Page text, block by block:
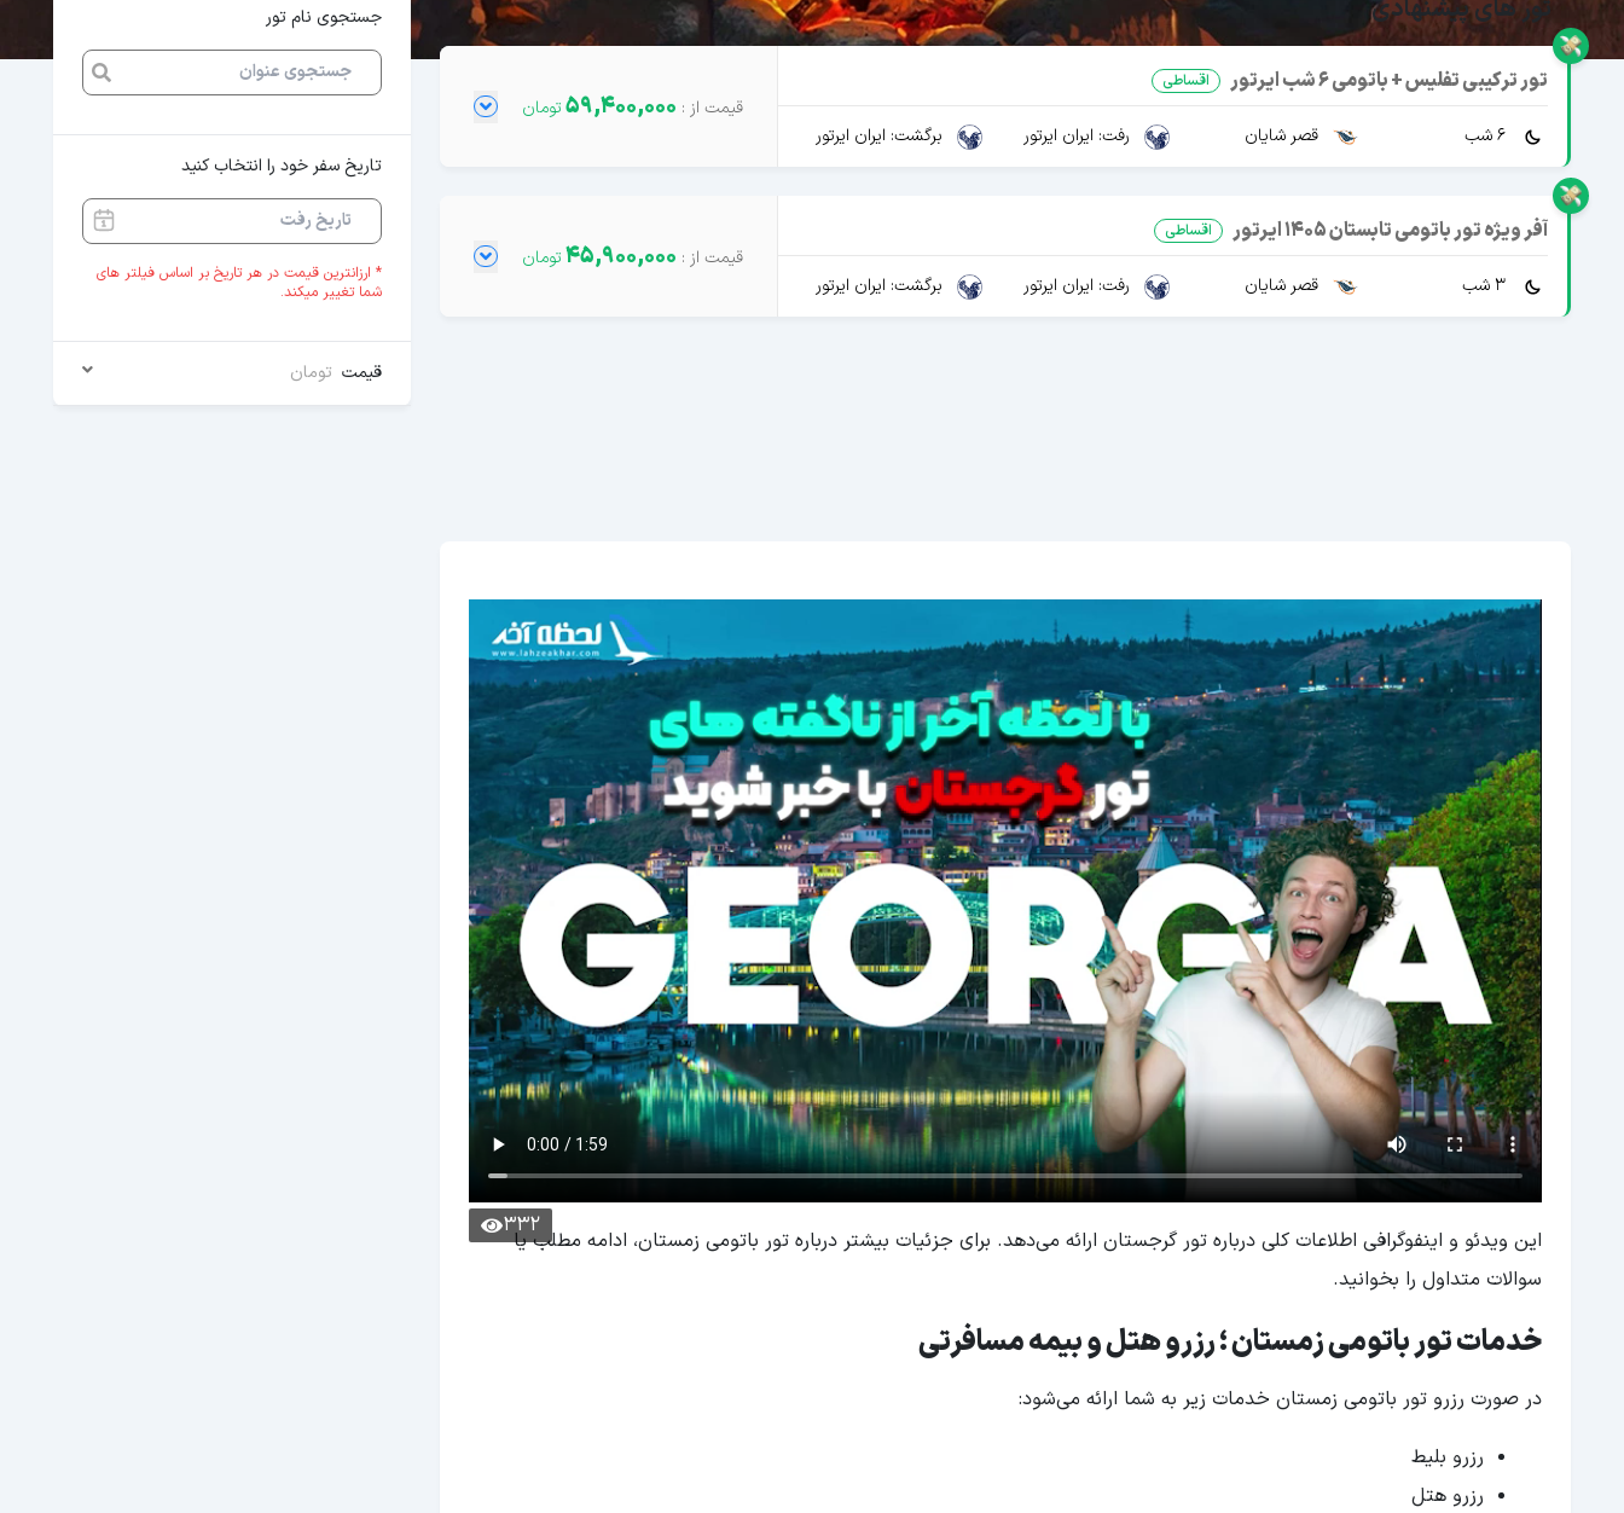
تور های پیشنهادی
تور ترکیبی تفلیس + باتومی 6 شب ایرتور اقساطی
قصر شایان رفت: ایران ایرتور برگشت: ایران ایرتور
59,400,000
آفر ویژه تور باتومی تابستان 1405 ایرتور اقساطی
قصر شایان رفت: ایران ایرتور برگشت: ایران ایرتور
45,900,000
جستجوی نام تور
تاریخ سفر خود را انتخاب کنید
* ارزانترین قیمت در هر تاریخ بر اساس فیلتر های
شما تغییر میکند.
قیمت تومان
332
این ویدئو و اینفوگرافی اطلاعات کلی درباره تور گرجستان ارائه می‌دهد. برای جزئیات بیشتر درباره تور باتومی زمستان، ادامه مطلب یا
سوالات متداول را بخوانید.
خدمات تور باتومی زمستان ؛ رزرو هتل و بیمه مسافرتی
در صورت رزرو تور باتومی زمستان خدمات زیر به شما ارائه می‌شود:
رزرو بلیط
رزرو هتل